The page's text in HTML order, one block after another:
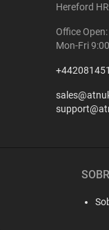
Hereford
Office Open:
Mon-Fri